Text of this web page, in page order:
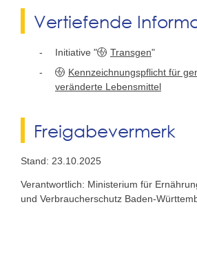
Vertiefende
Initiative " Transgen"
Kennzeichnungspflicht für
veränderte Lebensmittel
Freigabevermerk
Stand: 23.10.2025
Verantwortlich: Ministerium für
und Verbraucherschutz Baden-